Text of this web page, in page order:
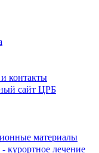
контакты
сайт ЦРБ
материалы
курортное лечение